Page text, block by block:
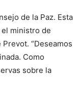
de la Paz. Esta
ministro de
“Deseamos
Como
sobre la